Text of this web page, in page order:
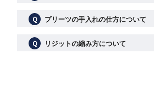
Ｑ プリーツの手入れの仕方について
Ｑ リジットの縮み方について